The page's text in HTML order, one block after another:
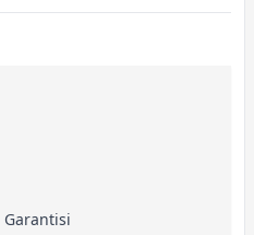
Garantisi